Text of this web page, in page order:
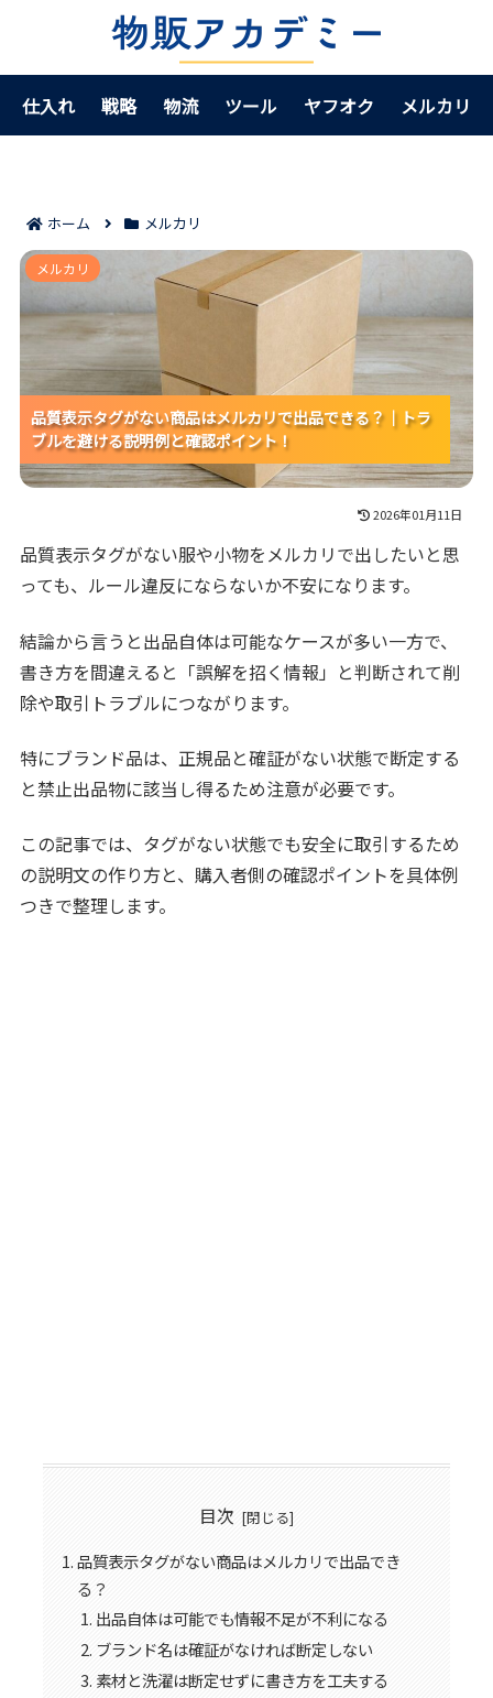
仕入れ 戦略 物流 ツール ヤフオク メルカリ
ホーム メルカリ
品質表示タグがない商品はメルカリで出品できる？｜
トラブルを避ける説明例と確認ポイント！
品質表示タグがない商品はメルカリで出品できる？｜トラ
ブルを避ける説明例と確認ポイント！
品質表示タグがない商品はメルカリで出品できる？｜トラ
ブルを避ける説明例と確認ポイント！
品質表示タグがない商品はメルカリで出品できる？｜トラ
ブルを避ける説明例と確認ポイント！
メルカリ
2026年01月11日
品質表示タグがない服や小物をメルカリで出したいと思
っても、ルール違反にならないか不安になります。
結論から言うと出品自体は可能なケースが多い一方で、
書き方を間違えると「誤解を招く情報」と判断されて削
除や取引トラブルにつながります。
特にブランド品は、正規品と確証がない状態で断定する
と禁止出品物に該当し得るため注意が必要です。
この記事では、タグがない状態でも安全に取引するため
の説明文の作り方と、購入者側の確認ポイントを具体例
つきで整理します。
目次
品質表示タグがない商品はメルカリで出品でき
る？
出品自体は可能でも情報不足が不利になる
ブランド名は確証がなければ断定しない
素材と洗濯は断定せずに書き方を工夫する